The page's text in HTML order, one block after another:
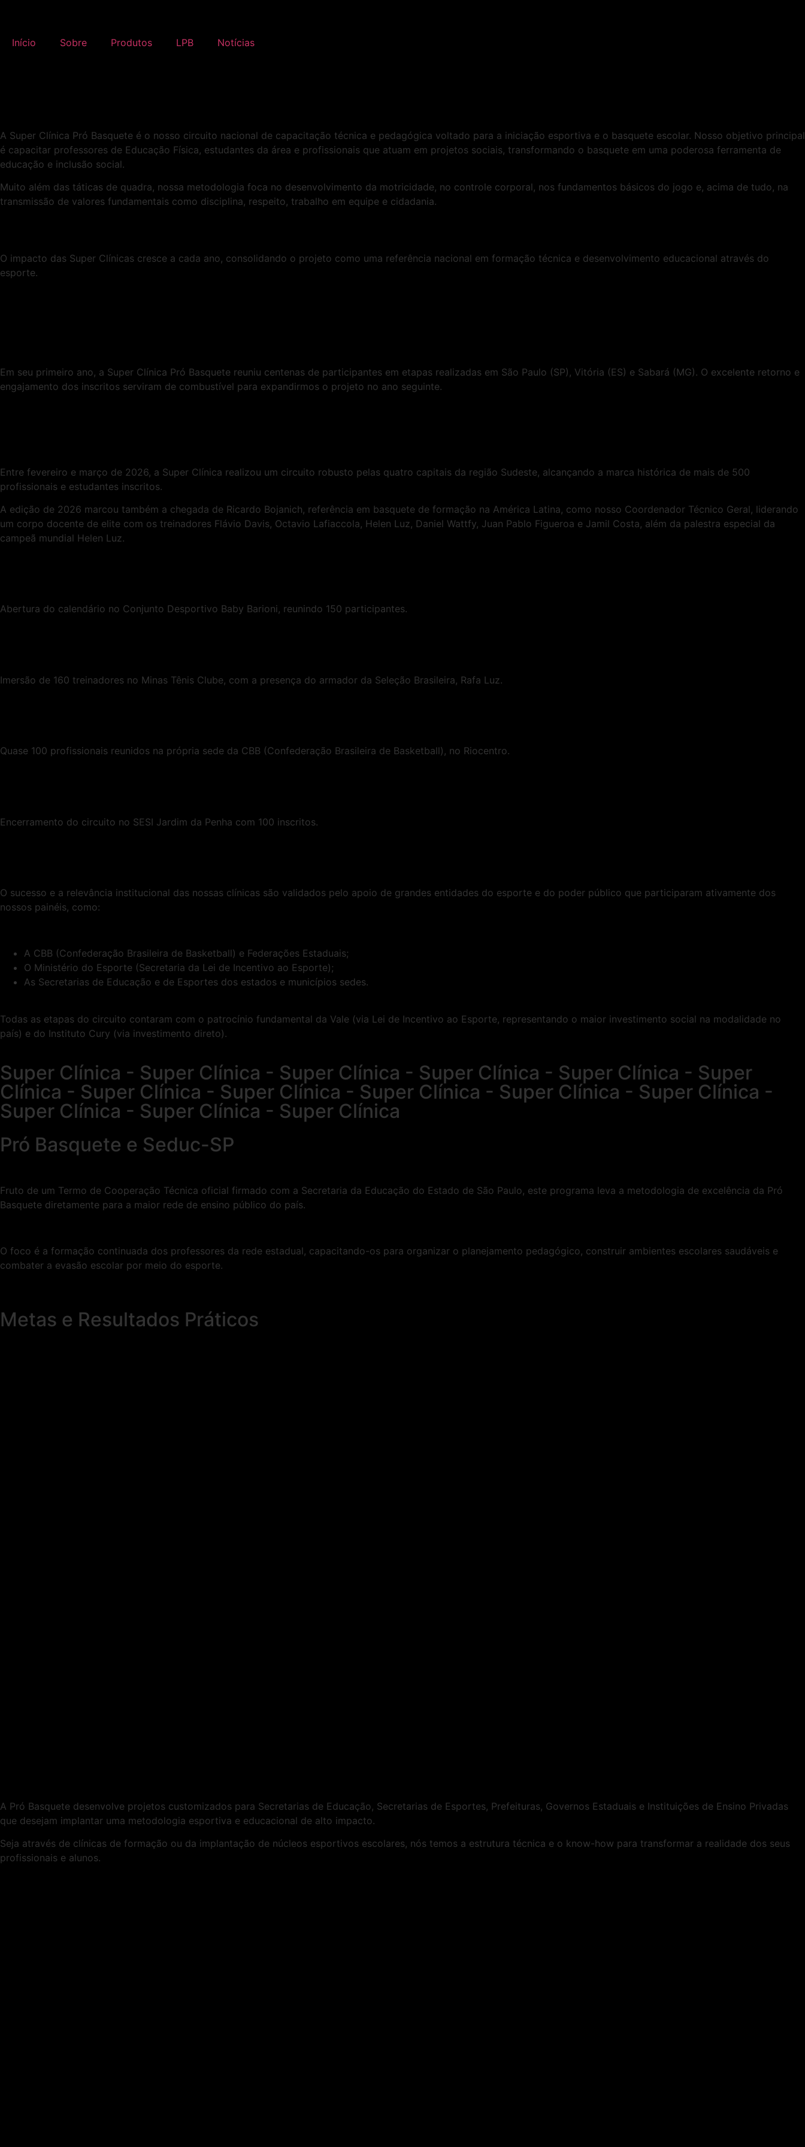
Início Sobre Produtos LPB Notícias
A Super Clínica Pró Basquete é o nosso circuito nacional de capacitação técnica e pedagógica voltado para a iniciação esportiva e o basquete escolar. Nosso objetivo principal
é capacitar professores de Educação Física, estudantes da área e profissionais que atuam em projetos sociais, transformando o basquete em uma poderosa ferramenta de
educação e inclusão social.
Muito além das táticas de quadra, nossa metodologia foca no desenvolvimento da motricidade, no controle corporal, nos fundamentos básicos do jogo e, acima de tudo, na
transmissão de valores fundamentais como disciplina, respeito, trabalho em equipe e cidadania.
O impacto das Super Clínicas cresce a cada ano, consolidando o projeto como uma referência nacional em formação técnica e desenvolvimento educacional através do
esporte.
Em seu primeiro ano, a Super Clínica Pró Basquete reuniu centenas de participantes em etapas realizadas em São Paulo (SP), Vitória (ES) e Sabará (MG). O excelente retorno e
engajamento dos inscritos serviram de combustível para expandirmos o projeto no ano seguinte.
Entre fevereiro e março de 2026, a Super Clínica realizou um circuito robusto pelas quatro capitais da região Sudeste, alcançando a marca histórica de mais de 500
profissionais e estudantes inscritos.
A edição de 2026 marcou também a chegada de Ricardo Bojanich, referência em basquete de formação na América Latina, como nosso Coordenador Técnico Geral, liderando
um corpo docente de elite com os treinadores Flávio Davis, Octavio Lafiaccola, Helen Luz, Daniel Wattfy, Juan Pablo Figueroa e Jamil Costa, além da palestra especial da
campeã mundial Helen Luz.
Abertura do calendário no Conjunto Desportivo Baby Barioni, reunindo 150 participantes.
Imersão de 160 treinadores no Minas Tênis Clube, com a presença do armador da Seleção Brasileira, Rafa Luz.
Quase 100 profissionais reunidos na própria sede da CBB (Confederação Brasileira de Basketball), no Riocentro.
Encerramento do circuito no SESI Jardim da Penha com 100 inscritos.
O sucesso e a relevância institucional das nossas clínicas são validados pelo apoio de grandes entidades do esporte e do poder público que participaram ativamente dos
nossos painéis, como:
A CBB (Confederação Brasileira de Basketball) e Federações Estaduais;
O Ministério do Esporte (Secretaria da Lei de Incentivo ao Esporte);
As Secretarias de Educação e de Esportes dos estados e municípios sedes.
Todas as etapas do circuito contaram com o patrocínio fundamental da Vale (via Lei de Incentivo ao Esporte, representando o maior investimento social na modalidade no
país) e do Instituto Cury (via investimento direto).
Super Clínica - Super Clínica - Super Clínica - Super Clínica - Super Clínica - Super
Clínica - Super Clínica - Super Clínica - Super Clínica - Super Clínica - Super Clínica -
Super Clínica - Super Clínica - Super Clínica
Pró Basquete e Seduc-SP
Fruto de um Termo de Cooperação Técnica oficial firmado com a Secretaria da Educação do Estado de São Paulo, este programa leva a metodologia de excelência da Pró
Basquete diretamente para a maior rede de ensino público do país.
O foco é a formação continuada dos professores da rede estadual, capacitando-os para organizar o planejamento pedagógico, construir ambientes escolares saudáveis e
combater a evasão escolar por meio do esporte.
Metas e Resultados Práticos
A Pró Basquete desenvolve projetos customizados para Secretarias de Educação, Secretarias de Esportes, Prefeituras, Governos Estaduais e Instituições de Ensino Privadas
que desejam implantar uma metodologia esportiva e educacional de alto impacto.
Seja através de clínicas de formação ou da implantação de núcleos esportivos escolares, nós temos a estrutura técnica e o know-how para transformar a realidade dos seus
profissionais e alunos.